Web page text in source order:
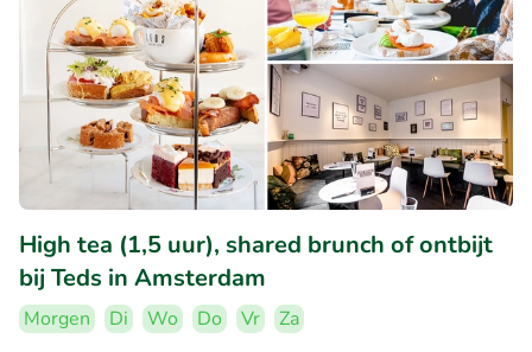
High tea (1,5 uur), shared brunch of ontbijt
bij Teds in Amsterdam
Morgen Di Wo Do Vr
Za